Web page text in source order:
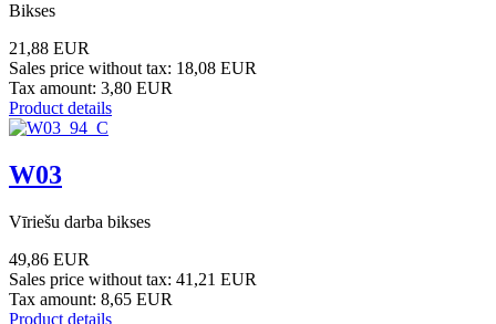
Bikses
21,88 EUR
Sales price without tax: 18,08 EUR
Tax amount: 3,80 EUR
Product details
W03
Vīriešu darba bikses
49,86 EUR
Sales price without tax: 41,21 EUR
Tax amount: 8,65 EUR
Product details